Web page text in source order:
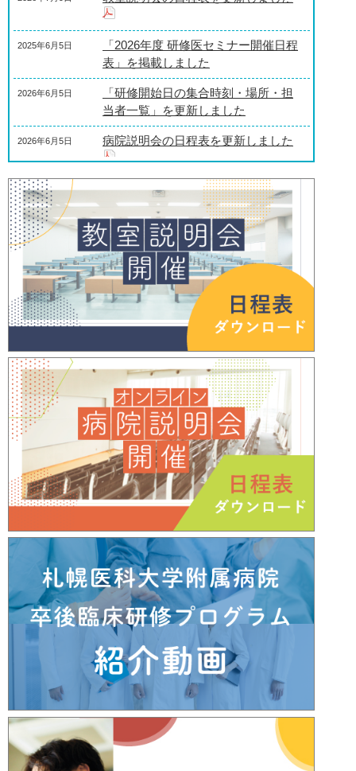
2025年6月5日
「2026年度 研修医セミナー開催日程
表」を掲載しました
2026年6月5日
「研修開始日の集合時刻・場所・担
当者一覧」を更新しました
2026年6月5日 病院説明会の日程表を更新しました
2026年1月7日
各診療科・部門の概要及びおすすめ
研修プランを更新しました
2025年12月24日
「研修開始日の集合時刻・場所・担
当者一覧」を更新しました
2025年12月24日
各診療科・部門の概要及びおすすめ
研修プランを更新しました
各診療科・部門の概要及びおすすめ
研修プランを更新しました
2025年10月23日
「令和8年度（2026年度）研修医募集
要項（二次募集）」を公開しました
2025年9月11日
「研修開始日の集合時刻・場所・担
当者一覧」を更新しました
2025年8月27日
「令和8年度（2026年度）研修医募集
要項（二次募集）」を公開しました
「2025年度 研修医セミナー開催日程
表」を更新しました
2025年8月4日
令和8年度（2026年度）臨床研修医の
募集（受付終了）
2025年6月17日
「研修開始日の集合時刻・場所・担
当者一覧」を更新しました
2025年3月28日 地域医療研修体験談を更新しました
2025年2月14日
各診療科・部門の概要及びおすすめ
研修プランを更新しました
2024年10月22日
「令和7年度（2025年度）研修医募集
要項（二次募集）」を更新しました